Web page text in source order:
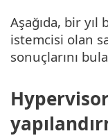
Aşağıda, bir yıl
istemcisi olan
sonuçlarını